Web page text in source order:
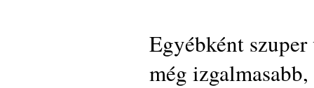
Egyébként
még